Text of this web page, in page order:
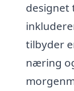
designet
tilbyder
næring